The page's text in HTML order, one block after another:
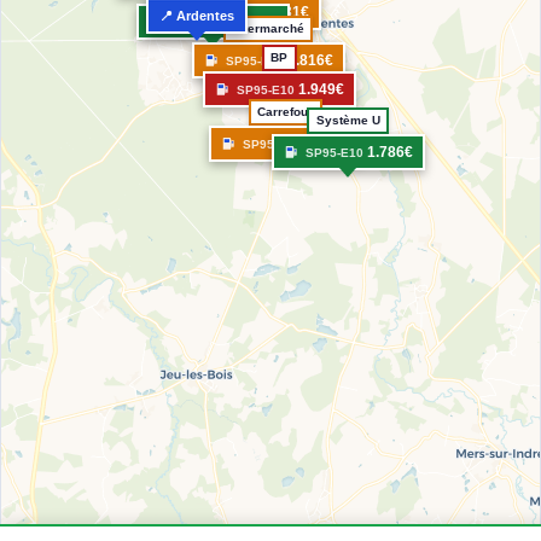
📍 Ardentes
SP95-E101.719€
Système U
SP95-E101.786€
Intermarché
SP95-E101.816€
SP95-E10 1.831€
Carrefour
SP95-E10
BP
SP95-E101.949€